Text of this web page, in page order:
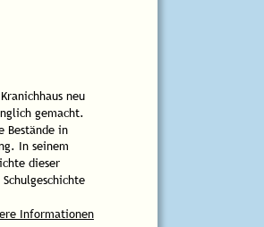
neu
gemacht.
Bestände in
In seinem
dieser
Informationen